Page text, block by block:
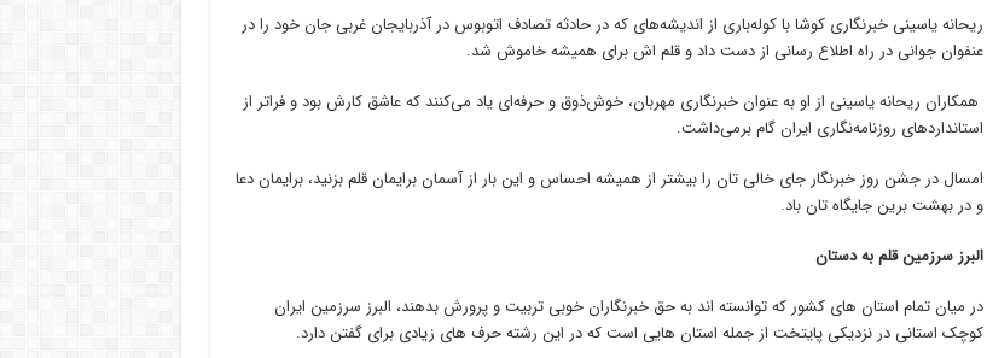
ریحانه یاسینی خبرنگاری کوشا با کوله‌باری از اندیشه‌های که در حادثه تصادف اتوبوس در آذربایجان غربی جان خود را در
عنفوان جوانی در راه اطلاع رسانی از دست داد و قلم اش برای همیشه خاموش شد.
همکاران ریحانه یاسینی از او به عنوان خبرنگاری مهربان، خوش‌ذوق و حرفه‌ای یاد می‌کنند که عاشق کارش بود و فراتر از
استانداردهای روزنامه‌نگاری ایران گام برمی‌داشت.
امسال در جشن روز خبرنگار جای خالی تان را بیشتر از همیشه احساس و این بار از آسمان برایمان قلم بزنید، برایمان دعا
و در بهشت برین جایگاه تان باد.
البرز سرزمین قلم به دستان
در میان تمام استان های کشور که توانسته اند به حق خبرنگاران خوبی تربیت و پرورش بدهند، البرز سرزمین ایران
کوچک استانی در نزدیکی پایتخت از جمله استان هایی است که در این رشته حرف های زیادی برای گفتن دارد.